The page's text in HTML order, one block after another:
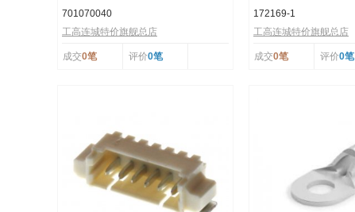
701070040
工高连城特价旗舰总店
成交0笔 评价0笔
172169-1
工高连城特价旗舰总店
成交0笔 评价0笔